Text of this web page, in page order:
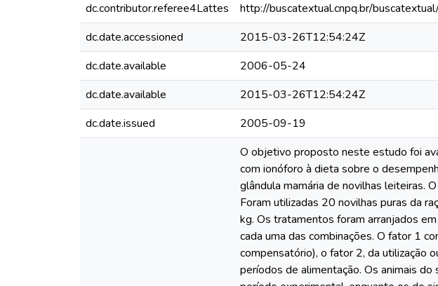
dc.contributor.referee4Lattes
http://buscatextual.cnpq.br/
dc.date.accessioned
2015-03-26T12:54:24Z
dc.date.available
2006-05-24
dc.date.available
2015-03-26T12:54:24Z
dc.date.issued
2005-09-19
O objetivo proposto neste estudo foi
com ionóforo à dieta sobre o
glândula mamária de novilhas leiteiras.
Foram utilizadas 20 novilhas puras da
kg. Os tratamentos foram arranjados
cada uma das combinações. O fator 1
compensatório), o fator 2, da utilização
períodos de alimentação. Os animais